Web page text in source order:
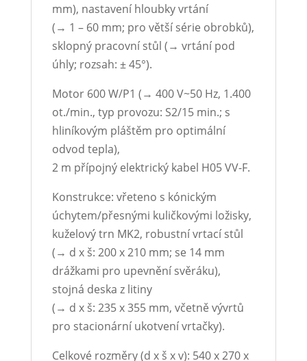
mm), nastavení hloubky vrtání
(→ 1 – 60 mm; pro větší série obrobků),
sklopný pracovní stůl (→ vrtání pod
úhly; rozsah: ± 45°).
Motor 600 W/P1 (→ 400 V~50 Hz, 1.400
ot./min., typ provozu: S2/15 min.; s
hliníkovým pláštěm pro optimální
odvod tepla),
2 m přípojný elektrický kabel H05 VV-F.
Konstrukce: vřeteno s kónickým
úchytem/přesnými kuličkovými ložisky,
kuželový trn MK2, robustní vrtací stůl
(→ d x š: 200 x 210 mm; se 14 mm
drážkami pro upevnění svěráku),
stojná deska z litiny
(→ d x š: 235 x 355 mm, včetně vývrtů
pro stacionární ukotvení vrtačky).
Celkové rozměry (d x š x v): 540 x 270 x